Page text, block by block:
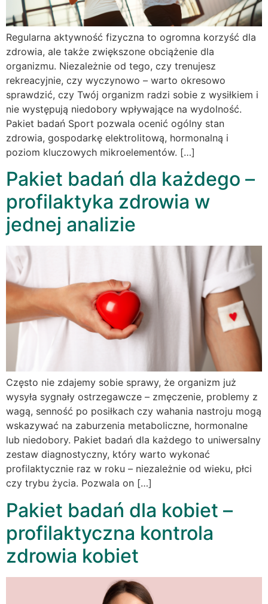
Regularna aktywność fizyczna to ogromna korzyść dla
zdrowia, ale także zwiększone obciążenie dla
organizmu. Niezależnie od tego, czy trenujesz
rekreacyjnie, czy wyczynowo – warto okresowo
sprawdzić, czy Twój organizm radzi sobie z wysiłkiem i
nie występują niedobory wpływające na wydolność.
Pakiet badań Sport pozwala ocenić ogólny stan
zdrowia, gospodarkę elektrolitową, hormonalną i
poziom kluczowych mikroelementów. […]
Pakiet badań dla każdego –
profilaktyka zdrowia w
jednej analizie
Często nie zdajemy sobie sprawy, że organizm już
wysyła sygnały ostrzegawcze – zmęczenie, problemy z
wagą, senność po posiłkach czy wahania nastroju mogą
wskazywać na zaburzenia metaboliczne, hormonalne
lub niedobory. Pakiet badań dla każdego to uniwersalny
zestaw diagnostyczny, który warto wykonać
profilaktycznie raz w roku – niezależnie od wieku, płci
czy trybu życia. Pozwala on […]
Pakiet badań dla kobiet –
profilaktyczna kontrola
zdrowia kobiet